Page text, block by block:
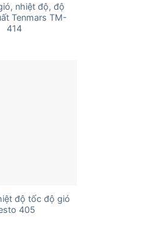
nhiệt độ, độ
Tenmars TM-
414
độ tốc độ gió
405